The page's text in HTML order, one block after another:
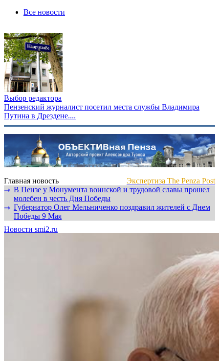
Все новости
Выбор редактора
Пензенский журналист посетил места службы Владимира
Путина в Дрездене....
Главная новость
Экспертиза The Penza Post
⇾ В Пензе у Монумента воинской и трудовой славы прошел
молебен в честь Дня Победы
⇾ Губернатор Олег Мельниченко поздравил жителей с Днем
Победы 9 Мая
Новости smi2.ru